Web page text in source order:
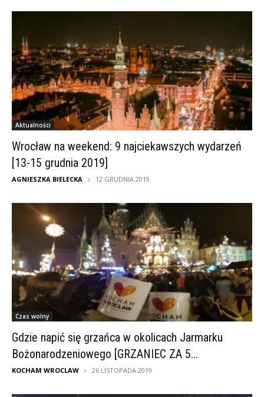
Aktualności
Wrocław na weekend: 9 najciekawszych wydarzeń
[13-15 grudnia 2019]
AGNIESZKA BIELECKA 12 GRUDNIA 2019
Czas wolny
Gdzie napić się grzańca w okolicach Jarmarku
Bożonarodzeniowego [GRZANIEC ZA 5...
KOCHAM WROCLAW 26 LISTOPADA 2019